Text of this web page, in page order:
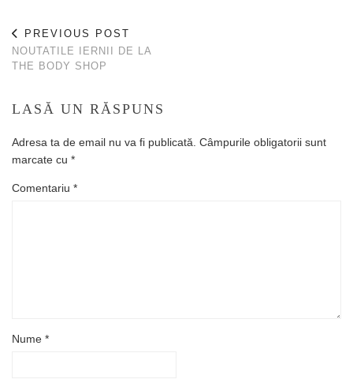
PREVIOUS POST
NOUTATILE IERNII DE LA
THE BODY SHOP
LASĂ UN RĂSPUNS
Adresa ta de email nu va fi publicată. Câmpurile obligatorii sunt
marcate cu *
Comentariu *
Nume *